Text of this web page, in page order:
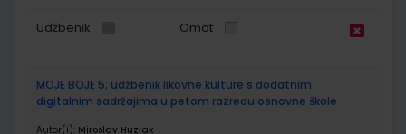
Udžbenik Omot
MOJE BOJE 5; udžbenik likovne kulture s dodatnim
digitalnim sadržajima u petom razredu osnovne škole
Autor(i): Miroslav Huzjak